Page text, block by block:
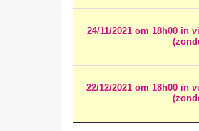
24/11/2021 om 18h00 in
22/12/2021 om 18h00 in